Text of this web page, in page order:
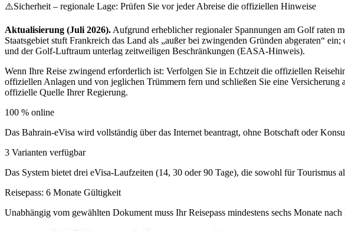
⚠️Sicherheit – regionale Lage: Prüfen Sie vor jeder Abreise die offiziellen Hinweise
Aktualisierung (Juli 2026). Aufgrund erheblicher regionaler Spannungen am Golf raten
Staatsgebiet stuft Frankreich das Land als „außer bei zwingenden Gründen abgeraten“
und der Golf-Luftraum unterlag zeitweiligen Beschränkungen (EASA-Hinweis).
Wenn Ihre Reise zwingend erforderlich ist: Verfolgen Sie in Echtzeit die offiziellen
offiziellen Anlagen und von jeglichen Trümmern fern und schließen Sie eine
offizielle Quelle Ihrer Regierung.
100 % online
Das Bahrain-eVisa wird vollständig über das Internet beantragt, ohne Botschaft oder
3 Varianten verfügbar
Das System bietet drei eVisa-Laufzeiten (14, 30 oder 90 Tage), die sowohl für Tourismus
Reisepass: 6 Monate Gültigkeit
Unabhängig vom gewählten Dokument muss Ihr Reisepass mindestens sechs Monate